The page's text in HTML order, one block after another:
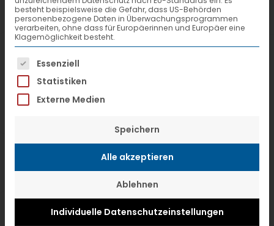
werden.
Erkennbar ist dies durch die reduzierte
Anzahl von Stopps pro Tour (-0,7%).
Ebenso waren die Fahrzeuge besser
ausgelastet. Die Sendungsanzahl pro
Stopp ist bei den Abholungen um 22,7%
und bei den Zustellungen um 6%
gestiegen. Analog dazu ist das Gewicht
pro Sendung um 0,5% gestiegen. Dies
hat einen positiven Effekt auf die CO2-
Emissionen im Nahverkehr und auf die
besteht beispielsweise die Gefahr, dass US-Behörden
personenbezogene Daten in Überwachungsprogrammen
verarbeiten, ohne dass für Europäerinnen und Europäer eine
Klagemöglichkeit besteht.
Es folgt eine Liste der Service-Gruppen,
Essenziell
Statistiken
Externe Medien
Speichern
Alle akzeptieren
Ablehnen
Individuelle Datenschutzeinstellungen